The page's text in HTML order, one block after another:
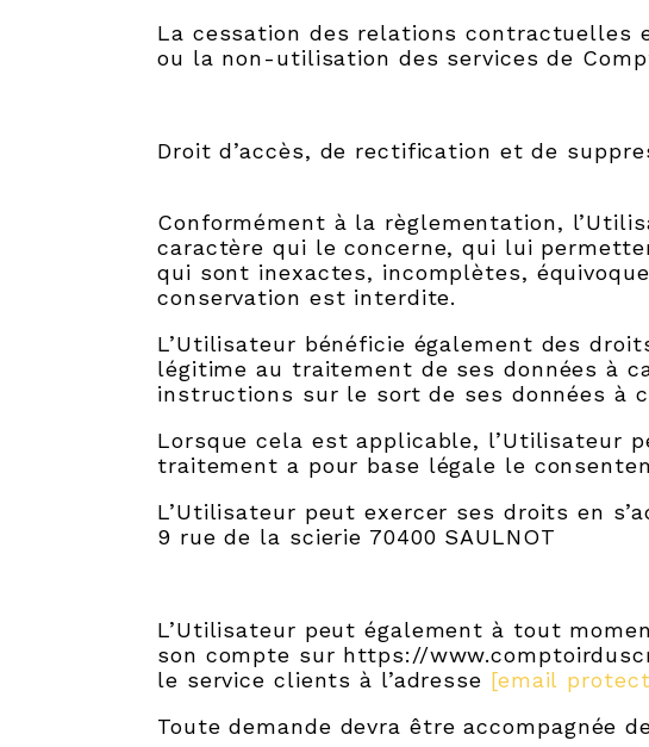
La cessation des relations contractuelles
ou la non-utilisation des services de
Droit d’accès, de rectification et de
Conformément à la règlementation,
caractère qui le concerne, qui lui
qui sont inexactes, incomplètes,
conservation est interdite.
L’Utilisateur bénéficie également des
légitime au traitement de ses données à
instructions sur le sort de ses données à
Lorsque cela est applicable, l’Utilisateur
traitement a pour base légale le
L’Utilisateur peut exercer ses droits en
9 rue de la scierie 70400 SAULNOT
L’Utilisateur peut également à tout
son compte sur https://
le service clients à l’adresse [email
Toute demande devra être accompagnée